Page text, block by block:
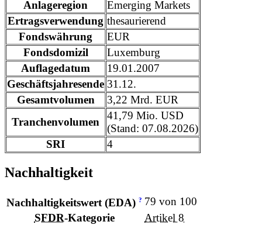
Anlageregion
Emerging Markets
Ertragsverwendung thesaurierend
Fondswährung
EUR
Fondsdomizil
Luxemburg
Auflagedatum
19.01.2007
Geschäftsjahresende 31.12.
Gesamtvolumen
3,22 Mrd. EUR
Tranchenvolumen
41,79 Mio. USD
(Stand: 07.08.2026)
SRI
4
Nachhaltigkeit
Nachhaltigkeitswert (EDA) ? 79 von 100
SFDR-Kategorie Artikel 8